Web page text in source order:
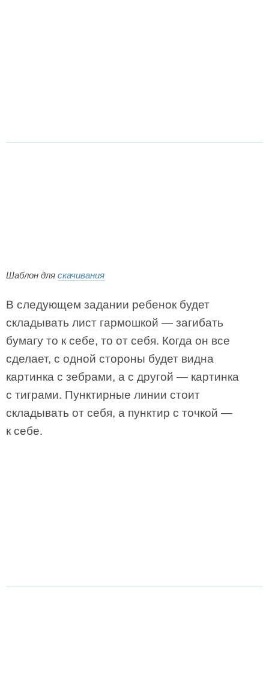
Шаблон для скачивания
В следующем задании ребенок будет
складывать лист гармошкой — загибать
бумагу то к себе, то от себя. Когда он все
сделает, с одной стороны будет видна
картинка с зебрами, а с другой — картинка
с тиграми. Пунктирные линии стоит
складывать от себя, а пунктир с точкой —
к себе.